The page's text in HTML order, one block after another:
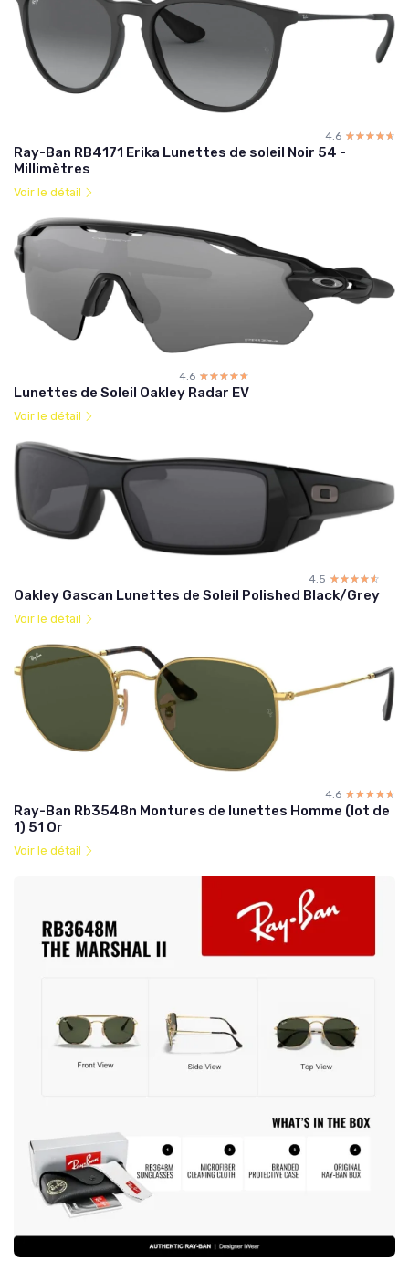
4.6 ☆☆☆☆☆
★★★★★
Ray-Ban RB4171 Erika Lunettes de soleil Noir 54 -
Millimètres
Voir le détail
4.6 ☆☆☆☆☆
★★★★★
Lunettes de Soleil Oakley Radar EV
Voir le détail
4.5 ☆☆☆☆☆
★★★★★
Oakley Gascan Lunettes de Soleil Polished Black/Grey
Voir le détail
4.6 ☆☆☆☆☆
★★★★★
Ray-Ban Rb3548n Montures de lunettes Homme (lot de
1) 51 Or
Voir le détail